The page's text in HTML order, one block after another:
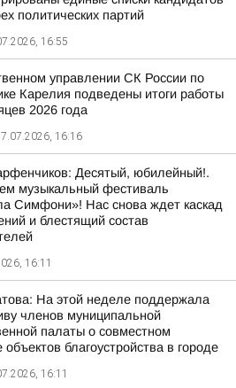
политических партий
16:55
управлении СК России по
Карелия подведены итоги работы
2026 года
16:16
Десятый, юбилейный!.
музыкальный фестиваль
Симфони»! Нас снова ждет каскад
и блестящий состав
16:11
На этой неделе поддержала
членов муниципальной
палаты о совместном
объектов благоустройства в городе
16:11